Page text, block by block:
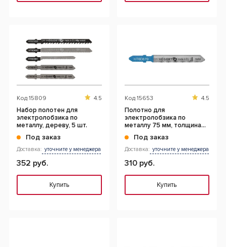
Код 15809 4.5
Набор полотен для
электролобзика по
металлу, дереву, 5 шт.
Под заказ
Доставка: уточните у менеджера
352 руб.
Купить
Код 15653 4.5
Полотно для
электролобзика по
металлу 75 мм, толщина
Под заказ
Доставка: уточните у менеджера
310 руб.
Купить